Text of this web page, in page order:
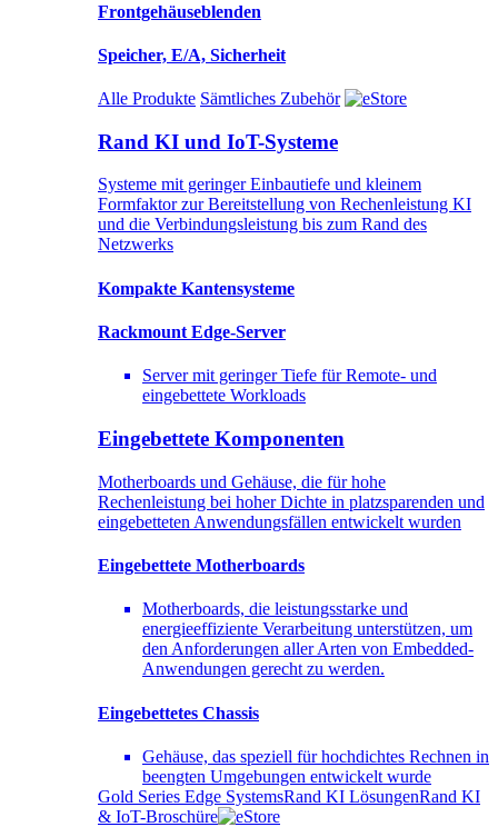
Frontgehäuseblenden
Speicher, E/A, Sicherheit
Alle Produkte Sämtliches Zubehör
Rand KI und IoT-Systeme
Systeme mit geringer Einbautiefe und kleinem
Formfaktor zur Bereitstellung von Rechenleistung KI
und die Verbindungsleistung bis zum Rand des
Netzwerks
Kompakte Kantensysteme
Rackmount Edge-Server
Server mit geringer Tiefe für Remote- und
eingebettete Workloads
Eingebettete Komponenten
Motherboards und Gehäuse, die für hohe
Rechenleistung bei hoher Dichte in platzsparenden und
eingebetteten Anwendungsfällen entwickelt wurden
Eingebettete Motherboards
Motherboards, die leistungsstarke und
energieeffiziente Verarbeitung unterstützen, um
den Anforderungen aller Arten von Embedded-
Anwendungen gerecht zu werden.
Eingebettetes Chassis
Gehäuse, das speziell für hochdichtes Rechnen in
beengten Umgebungen entwickelt wurde
Gold Series Edge SystemsRand KI LösungenRand KI
& IoT-Broschüre